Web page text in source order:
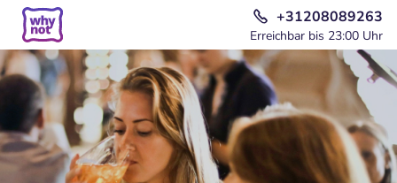
+31208089263
Erreichbar bis 23:00 Uhr